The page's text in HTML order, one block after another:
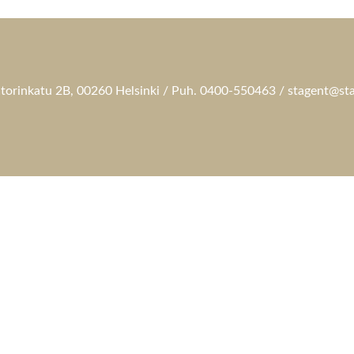
2B, 00260 Helsinki / Puh. 0400-550463 /